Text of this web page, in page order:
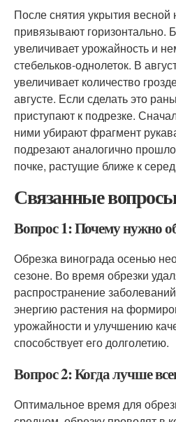
После снятия укрытия весной
привязывают горизонтально.
увеличивает урожайность и
стебельков-однолеток. В
увеличивает количество
августе. Если сделать это
приступают к подрезке.
ними убирают фрагмент
подрезают аналогично
почке, растущие ближе к
Связанные
Вопрос 1: Почему нужно
Обрезка винограда осенью
сезоне. Во время обрезки
распространение
энергию растения на
урожайности и улучшению
способствует его долголетию.
Вопрос 2: Когда лучше
Оптимальное время для